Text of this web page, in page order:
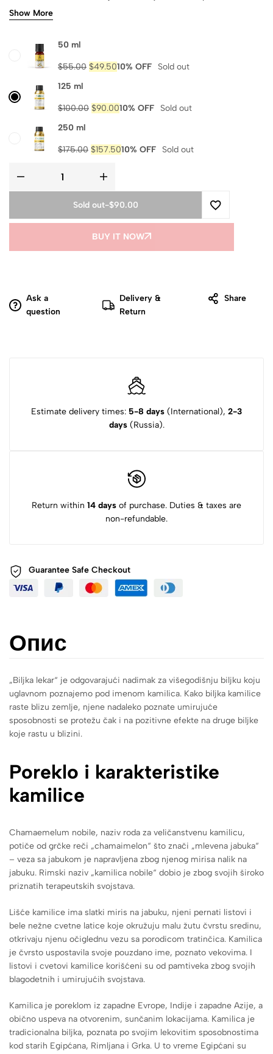
topao, zeljast
Prirodno: Da
Show More
50 ml
$55.00 $49.5010% OFF
Sold out
125 ml
$100.00 $90.0010% OFF
Sold out
250 ml
$175.00 $157.5010% OFF Sold out
Sold out-$90.00
BUY IT NOW
Ask a
question
Delivery &
Return
Share
Estimate delivery times: 5-8 days (International), 2-3
days(Russia).
Return within 14 days of purchase. Duties & taxes are
non-refundable.
Guarantee Safe Checkout
Опис
„Biljka lekar“ je odgovarajući nadimak za višegodišnju biljku koju
uglavnom poznajemo pod imenom kamilica. Kako biljka kamilice
raste blizu zemlje, njene nadaleko poznate umirujuće
sposobnosti se protežu čak i na pozitivne efekte na druge biljke
koje rastu u blizini.
Poreklo i karakteristike
kamilice
Chamaemelum nobile, naziv roda za veličanstvenu kamilicu,
potiče od grčke reči „chamaimelon“ što znači „mlevena jabuka“
– veza sa jabukom je napravljena zbog njenog mirisa nalik na
jabuku. Rimski naziv „kamilica nobile“ dobio je zbog svojih široko
priznatih terapeutskih svojstava.
Lišće kamilice ima slatki miris na jabuku, njeni pernati listovi i
bele nežne cvetne latice koje okružuju malu žutu čvrstu sredinu,
otkrivaju njenu očiglednu vezu sa porodicom tratinčica. Kamilica
je čvrsto uspostavila svoje pouzdano ime, poznato vekovima. I
listovi i cvetovi kamilice korišćeni su od pamtiveka zbog svojih
blagodetnih i umirujućih svojstava.
Kamilica je poreklom iz zapadne Evrope, Indije i zapadne Azije, a
obično uspeva na otvorenim, sunčanim lokacijama. Kamilica je
tradicionalna biljka, poznata po svojim lekovitim sposobnostima
kod starih Egipćana, Rimljana i Grka. U to vreme Egipćani su